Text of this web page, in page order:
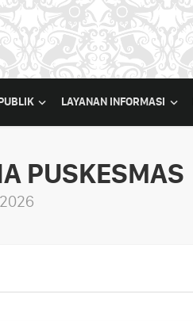
LAYANAN INFORMASI
PUSKESMAS